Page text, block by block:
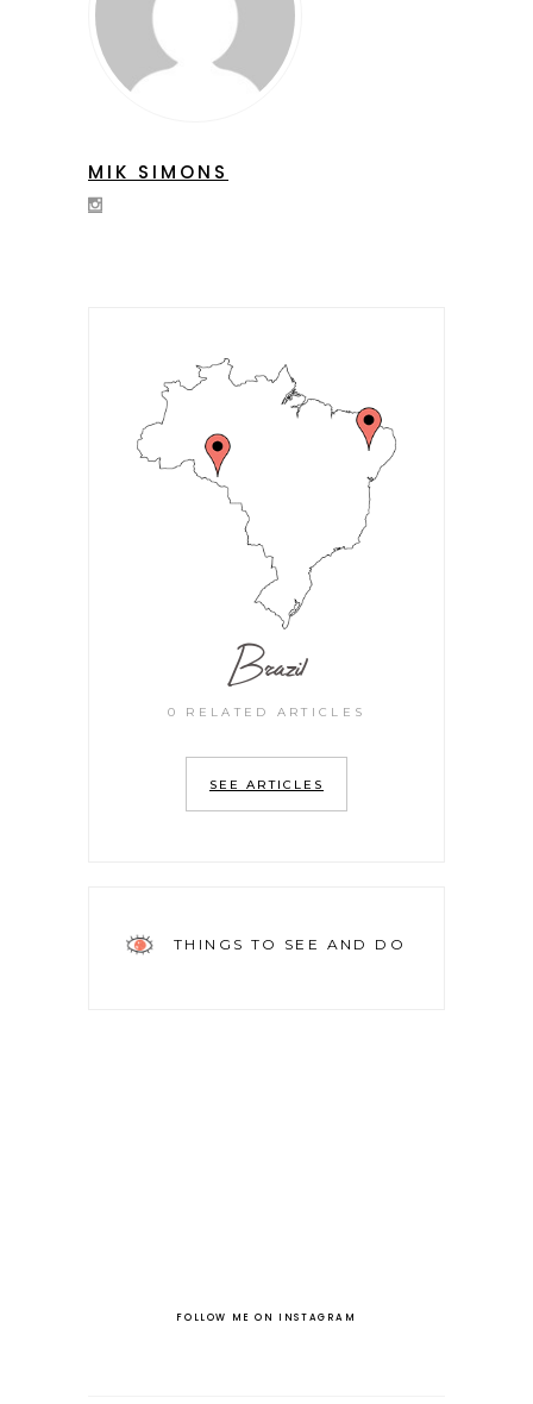
MIK SIMONS
Brazil
0 RELATED ARTICLES
SEE ARTICLES
THINGS TO SEE AND DO
FOLLOW ME ON INSTAGRAM